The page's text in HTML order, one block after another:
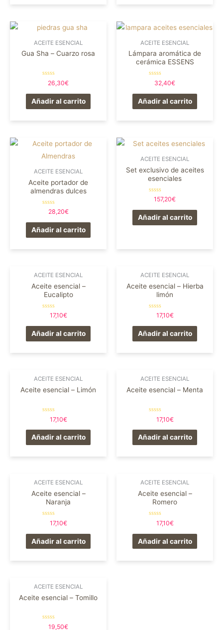
ACEITE ESENCIAL
Gua Sha – Cuarzo rosa
Valorado
0
de
5
26,30€
Añadir al carrito
ACEITE ESENCIAL
Lámpara aromática de
cerámica ESSENS
Valorado
0
de
5
32,40€
Añadir al carrito
ACEITE ESENCIAL
Aceite portador de
almendras dulces
Valorado
0
de
5
28,20€
Añadir al carrito
ACEITE ESENCIAL
Set exclusivo de aceites
esenciales
Valorado
0
de
5
157,20€
Añadir al carrito
ACEITE ESENCIAL
Aceite esencial –
Eucalipto
Valorado
0
de
5
17,10€
Añadir al carrito
ACEITE ESENCIAL
Aceite esencial – Hierba
limón
Valorado
0
de
5
17,10€
Añadir al carrito
ACEITE ESENCIAL
Aceite esencial – Limón
Valorado
0
de
5
17,10€
Añadir al carrito
ACEITE ESENCIAL
Aceite esencial – Menta
Valorado
0
de
5
17,10€
Añadir al carrito
ACEITE ESENCIAL
Aceite esencial –
Naranja
Valorado
0
de
5
17,10€
Añadir al carrito
ACEITE ESENCIAL
Aceite esencial –
Romero
Valorado
0
de
5
17,10€
Añadir al carrito
ACEITE ESENCIAL
Aceite esencial – Tomillo
Valorado
19,50€